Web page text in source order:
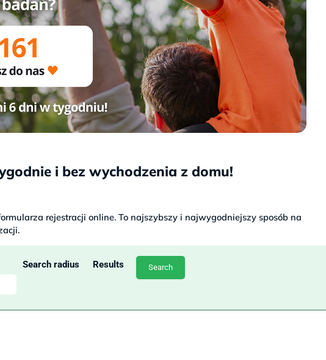
i bez wychodzenia z domu!
rejestracji online. To najszybszy i najwygodniejszy sposób na
Search radius Results